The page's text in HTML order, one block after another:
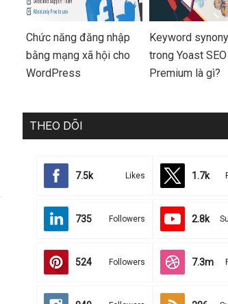
Chức năng đăng nhập
bằng mạng xã hội cho
WordPress
Keyword
trong Yoast SEO
Premium là gì?
THEO DÕI
7.5k Likes 1.7k
735 Followers 2.8k
524 Followers 7.3m